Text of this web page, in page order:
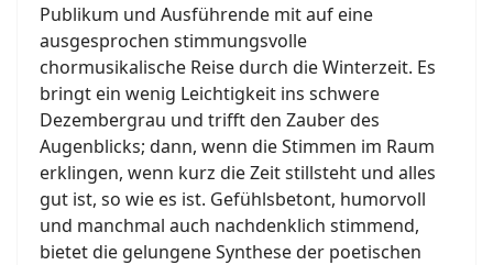
Publikum und Ausführende mit auf eine
ausgesprochen stimmungsvolle
chormusikalische Reise durch die Winterzeit. Es
bringt ein wenig Leichtigkeit ins schwere
Dezembergrau und trifft den Zauber des
Augenblicks; dann, wenn die Stimmen im Raum
erklingen, wenn kurz die Zeit stillsteht und alles
gut ist, so wie es ist. Gefühlsbetont, humorvoll
und manchmal auch nachdenklich stimmend,
bietet die gelungene Synthese der poetischen